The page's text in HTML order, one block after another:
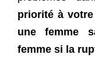
priorité à
une femme
femme si la